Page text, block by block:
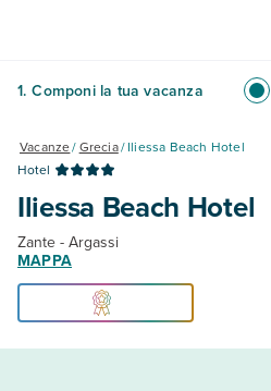
1. Componi la tua vacanza
Vacanze/Grecia/Iliessa Beach Hotel
Hotel
Iliessa Beach Hotel
Zante - Argassi
MAPPA